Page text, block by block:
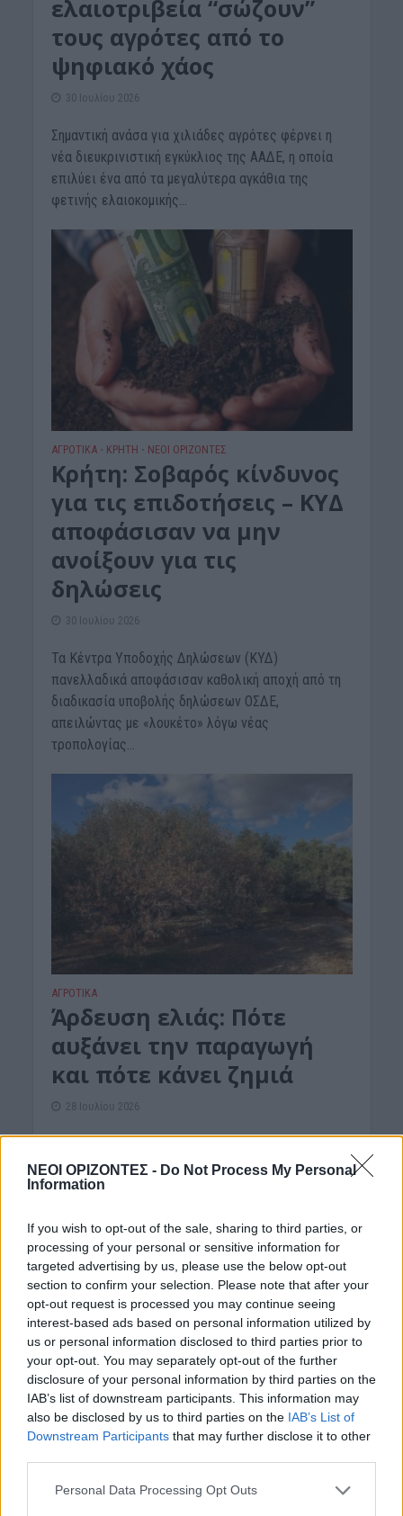
ΝΕΟΙ ΟΡΙΖΟΝΤΕΣ - Do Not Process My Personal
Information
If you wish to opt-out of the sale, sharing to third parties, or
processing of your personal or sensitive information for
targeted advertising by us, please use the below opt-out
section to confirm your selection. Please note that after your
opt-out request is processed you may continue seeing
interest-based ads based on personal information utilized by
us or personal information disclosed to third parties prior to
your opt-out. You may separately opt-out of the further
disclosure of your personal information by third parties on the
IAB’s list of downstream participants. This information may
also be disclosed by us to third parties on the IAB’s List of
Downstream Participants that may further disclose it to other
Personal Data Processing Opt Outs
ελαιοτριβεία “σώζουν”
τους αγρότες από το
ψηφιακό χάος
30 Ιουλίου 2026
Σημαντική ανάσα για χιλιάδες αγρότες φέρνει η
νέα διευκρινιστική εγκύκλιος της ΑΑΔΕ, η οποία
επιλύει ένα από τα μεγαλύτερα αγκάθια της
φετινής ελαιοκομικής...
ΑΓΡΟΤΙΚΑ • ΚΡΗΤΗ • ΝΕΟΙ ΟΡΙΖΟΝΤΕΣ
Κρήτη: Σοβαρός κίνδυνος
για τις επιδοτήσεις – ΚΥΔ
αποφάσισαν να μην
ανοίξουν για τις
δηλώσεις
30 Ιουλίου 2026
Τα Κέντρα Υποδοχής Δηλώσεων (ΚΥΔ)
πανελλαδικά αποφάσισαν καθολική αποχή από τη
διαδικασία υποβολής δηλώσεων ΟΣΔΕ,
απειλώντας με «λουκέτο» λόγω νέας
τροπολογίας...
ΑΓΡΟΤΙΚΑ
Άρδευση ελιάς: Πότε
αυξάνει την παραγωγή
και πότε κάνει ζημιά
28 Ιουλίου 2026
καθιστούν την άρδευση της ελιάς απαραίτητη για
τη διατήρηση υψηλών αποδόσεων. Ωστόσο, το νερό
Ψηφιακά δελτία